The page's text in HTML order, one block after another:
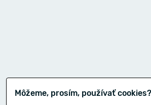
Môžeme, prosím, používať cookies?